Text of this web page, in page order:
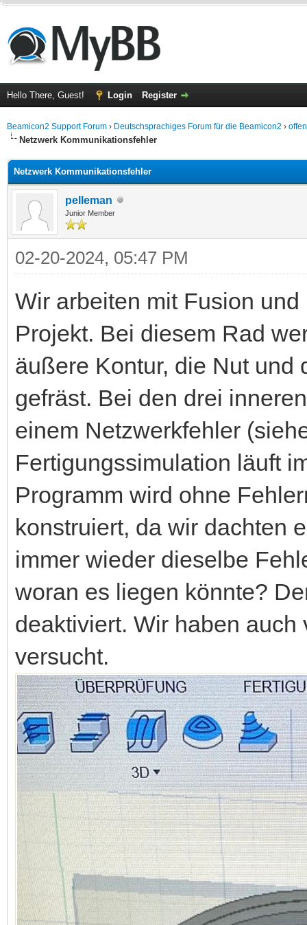
Hello There, Guest! Login Register
Beamicon2 Support Forum › Deutschsprachiges Forum für die Beamicon2 ›
Netzwerk Kommunikationsfehler
Netzwerk Kommunikationsfehler
pelleman
Junior Member
02-20-2024, 05:47 PM
Wir arbeiten mit Fusion
Projekt. Bei diesem Rad
äußere Kontur, die Nut und
gefräst. Bei den drei
einem Netzwerkfehler
Fertigungssimulation läuft
Programm wird ohne
konstruiert, da wir dachten
immer wieder dieselbe
woran es liegen könnte?
deaktiviert. Wir haben
versucht.